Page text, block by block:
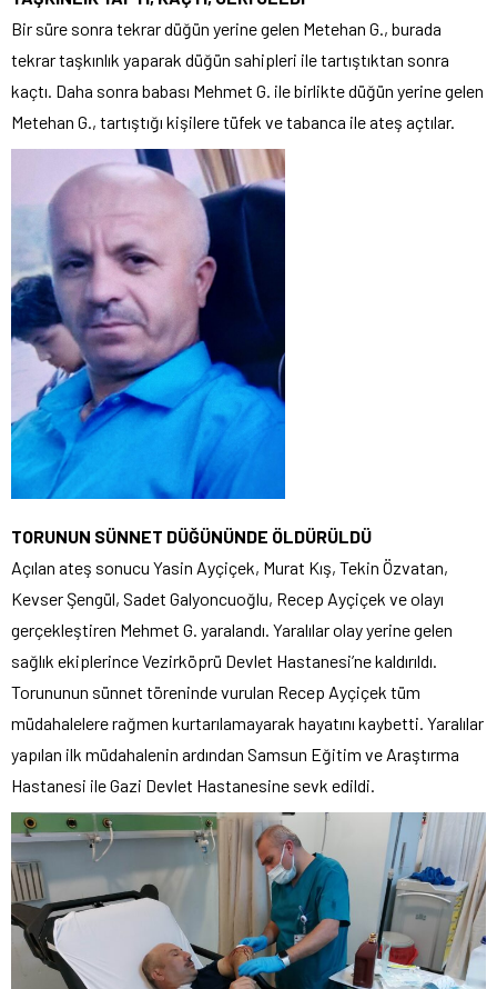
Bir süre sonra tekrar düğün yerine gelen Metehan G., burada
tekrar taşkınlık yaparak düğün sahipleri ile tartıştıktan sonra
kaçtı. Daha sonra babası Mehmet G. ile birlikte düğün yerine gelen
Metehan G., tartıştığı kişilere tüfek ve tabanca ile ateş açtılar.
TORUNUN SÜNNET DÜĞÜNÜNDE ÖLDÜRÜLDÜ
Açılan ateş sonucu Yasin Ayçiçek, Murat Kış, Tekin Özvatan,
Kevser Şengül, Sadet Galyoncuoğlu, Recep Ayçiçek ve olayı
gerçekleştiren Mehmet G. yaralandı. Yaralılar olay yerine gelen
sağlık ekiplerince Vezirköprü Devlet Hastanesi’ne kaldırıldı.
Torununun sünnet töreninde vurulan Recep Ayçiçek tüm
müdahalelere rağmen kurtarılamayarak hayatını kaybetti. Yaralılar
yapılan ilk müdahalenin ardından Samsun Eğitim ve Araştırma
Hastanesi ile Gazi Devlet Hastanesine sevk edildi.